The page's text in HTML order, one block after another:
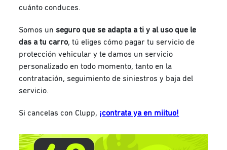
cuánto conduces.
Somos un seguro que se adapta a ti y al uso que le
das a tu carro, tú eliges cómo pagar tu servicio de
protección vehicular y te damos un servicio
personalizado en todo momento, tanto en la
contratación, seguimiento de siniestros y baja del
servicio.
Si cancelas con Clupp, ¡contrata ya en miituo!